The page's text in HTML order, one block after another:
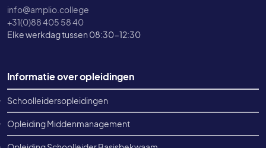
info@amplio.college
+31(0)88 405 58 40
Elke werkdag tussen 08:30-12:30
Footer informatie
Informatie over opleidingen
Schoolleidersopleidingen
Opleiding Middenmanagement